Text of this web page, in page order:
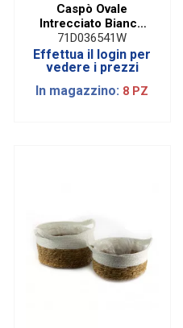
Caspò Ovale
Intrecciato Bianco
con Manici | Set da 2
Assortiti
71D036541W
Effettua il login per
vedere i prezzi
In magazzino: 8 PZ